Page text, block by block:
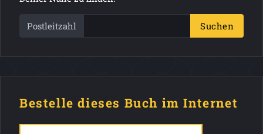
Postleitzahl Suchen
Bestelle dieses Buch im Internet